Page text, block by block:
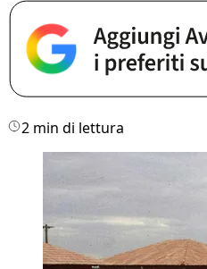
2 min di lettura